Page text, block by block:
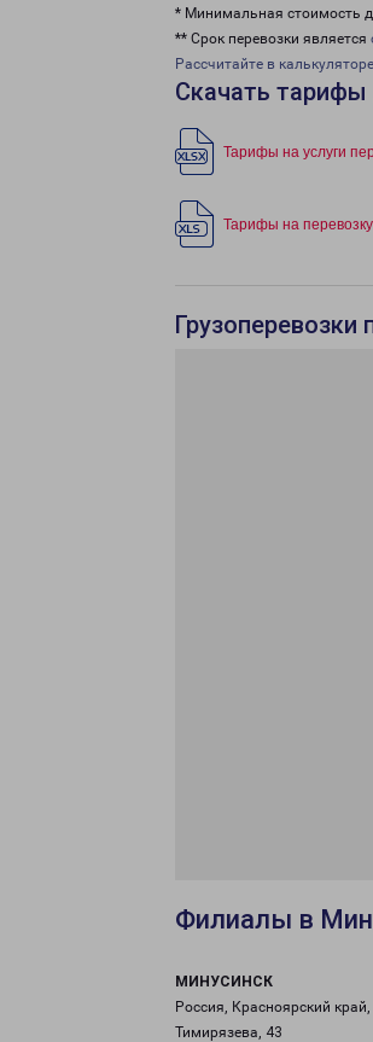
* Минимальная стоимость
** Срок перевозки является
Рассчитайте в калькуляторе
Скачать
Тарифы на услуги
Тарифы на
Филиалы в
МИНУСИНСК
Россия, Красноярский
Тимирязева, 43